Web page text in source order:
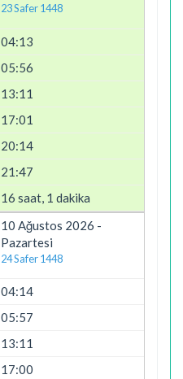
23 Safer 1448
04:13
05:56
13:11
17:01
20:14
21:47
16 saat, 1 dakika
10 Ağustos 2026 -
Pazartesi
24 Safer 1448
04:14
05:57
13:11
17:00